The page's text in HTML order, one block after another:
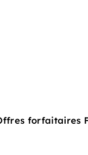
forfaitaires